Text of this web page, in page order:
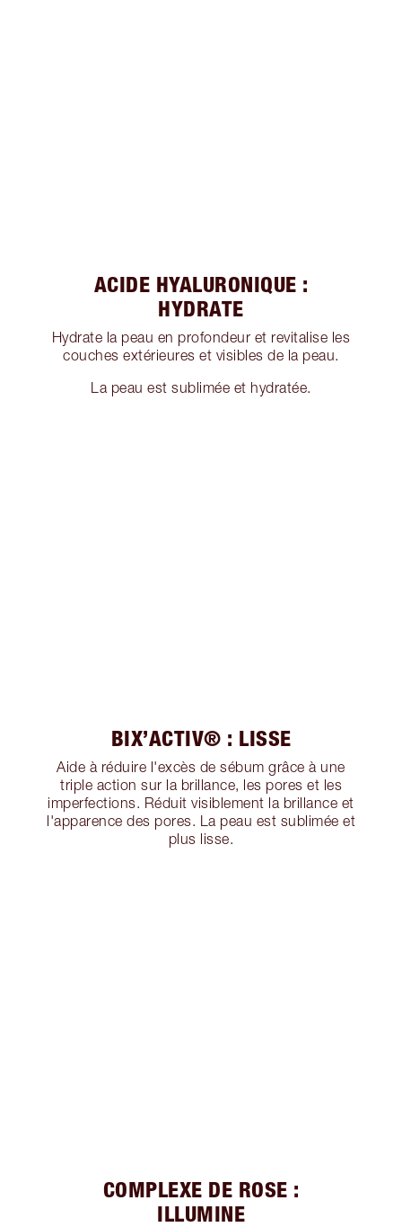
ACIDE HYALURONIQUE :
HYDRATE
Hydrate la peau en profondeur et revitalise les
couches extérieures et visibles de la peau.
La peau est sublimée et hydratée.
BIX’ACTIV® : LISSE
Aide à réduire l'excès de sébum grâce à une
triple action sur la brillance, les pores et les
imperfections. Réduit visiblement la brillance et
l'apparence des pores. La peau est sublimée et
plus lisse.
COMPLEXE DE ROSE :
ILLUMINE